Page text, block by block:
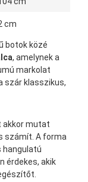
cm
botok közé
, amelynek a
markolat
szár klasszikus,
akkor mutat
számít. A forma
hangulatú
érdekes, akik